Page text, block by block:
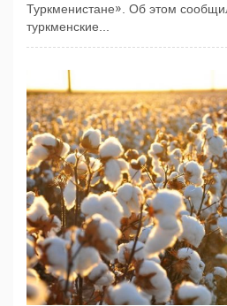
Туркменистане». Об этом
туркменские...